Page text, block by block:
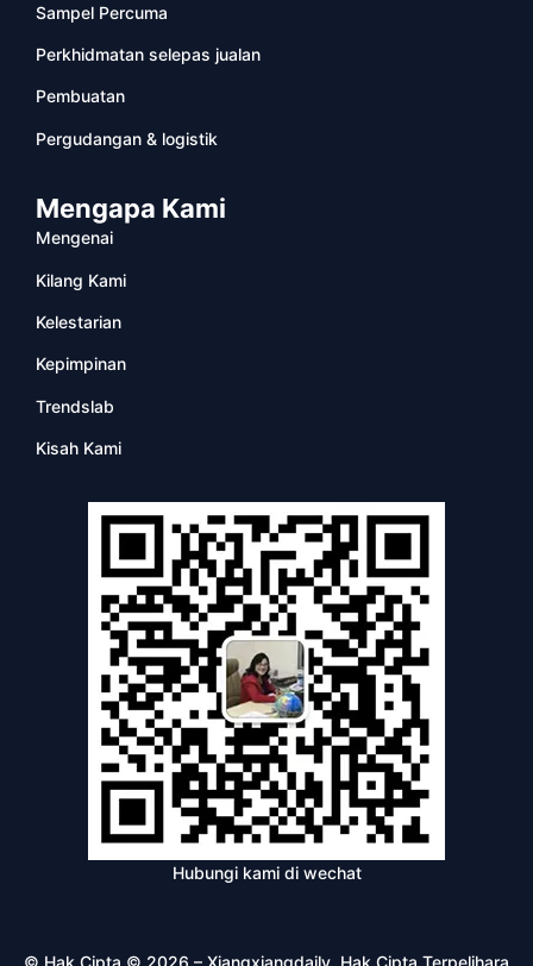
Sampel Percuma
Perkhidmatan selepas jualan
Pembuatan
Pergudangan & logistik
Mengapa Kami
Mengenai
Kilang Kami
Kelestarian
Kepimpinan
Trendslab
Kisah Kami
Hubungi kami di wechat
© Hak Cipta © 2026 – Xiangxiangdaily. Hak Cipta Terpelihara